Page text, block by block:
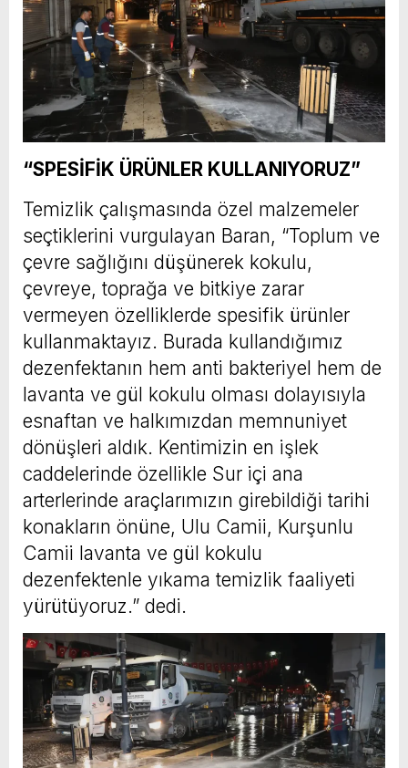
“SPESİFİK ÜRÜNLER KULLANIYORUZ”
Temizlik çalışmasında özel malzemeler
seçtiklerini vurgulayan Baran, “Toplum ve
çevre sağlığını düşünerek kokulu,
çevreye, toprağa ve bitkiye zarar
vermeyen özelliklerde spesifik ürünler
kullanmaktayız. Burada kullandığımız
dezenfektanın hem anti bakteriyel hem de
lavanta ve gül kokulu olması dolayısıyla
esnaftan ve halkımızdan memnuniyet
dönüşleri aldık. Kentimizin en işlek
caddelerinde özellikle Sur içi ana
arterlerinde araçlarımızın girebildiği tarihi
konakların önüne, Ulu Camii, Kurşunlu
Camii lavanta ve gül kokulu
dezenfektenle yıkama temizlik faaliyeti
yürütüyoruz.” dedi.